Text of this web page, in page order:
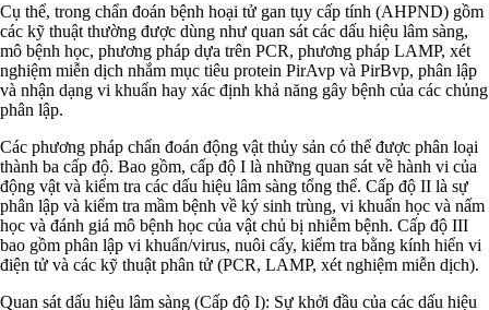
Cụ thể, trong chẩn đoán bệnh hoại tử gan tụy cấp tính (AHPND) gồm
các kỹ thuật thường được dùng như quan sát các dấu hiệu lâm sàng,
mô bệnh học, phương pháp dựa trên PCR, phương pháp LAMP, xét
nghiệm miễn dịch nhắm mục tiêu protein PirAvp và PirBvp, phân lập
và nhận dạng vi khuẩn hay xác định khả năng gây bệnh của các chủng
phân lập.
Các phương pháp chẩn đoán động vật thủy sản có thể được phân loại
thành ba cấp độ. Bao gồm, cấp độ I là những quan sát về hành vi của
động vật và kiểm tra các dấu hiệu lâm sàng tổng thể. Cấp độ II là sự
phân lập và kiểm tra mầm bệnh về ký sinh trùng, vi khuẩn học và nấm
học và đánh giá mô bệnh học của vật chủ bị nhiễm bệnh. Cấp độ III
bao gồm phân lập vi khuẩn/virus, nuôi cấy, kiểm tra bằng kính hiển vi
điện tử và các kỹ thuật phân tử (PCR, LAMP, xét nghiệm miễn dịch).
Quan sát dấu hiệu lâm sàng (Cấp độ I): Sự khởi đầu của các dấu hiệu